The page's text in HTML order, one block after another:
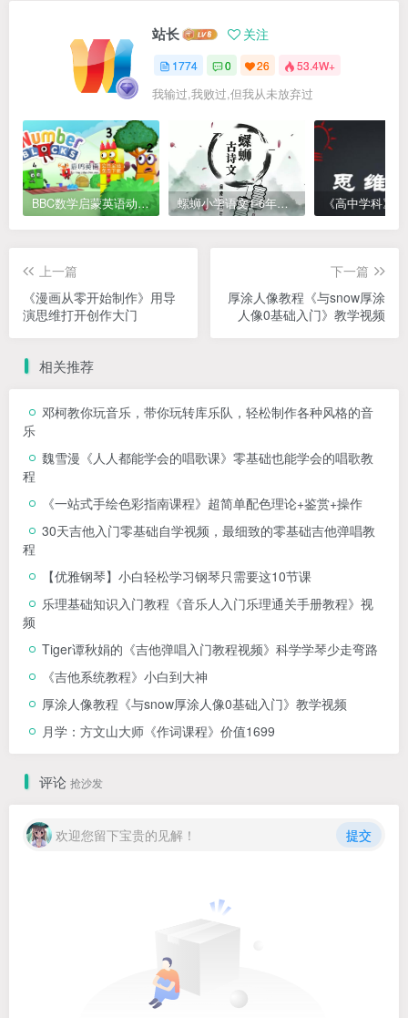
站长 关注
1774 0 26 53.4W+
我输过,我败过,但我从未放弃过
BBC数学启蒙英语动画Numberblocks数字积木，全七季共161集，1080P高清视频带英文字幕 螺蛳小学语文1-6年级《小学古诗文》课程视频
上一篇
《漫画从零开始制作》用导
演思维打开创作大门
下一篇
厚涂人像教程《与snow厚涂
人像0基础入门》教学视频
相关推荐
邓柯教你玩音乐，带你玩转库乐队，轻松制作各种风格的音
乐
魏雪漫《人人都能学会的唱歌课》零基础也能学会的唱歌教
程
《一站式手绘色彩指南课程》超简单配色理论+鉴赏+操作
30天吉他入门零基础自学视频，最细致的零基础吉他弹唱教
程
【优雅钢琴】小白轻松学习钢琴只需要这10节课
乐理基础知识入门教程《音乐人入门乐理通关手册教程》视
频
Tiger谭秋娟的《吉他弹唱入门教程视频》科学学琴少走弯路
《吉他系统教程》小白到大神
厚涂人像教程《与snow厚涂人像0基础入门》教学视频
月学：方文山大师《作词课程》价值1699
评论 抢沙发
欢迎您留下宝贵的见解！ 提交